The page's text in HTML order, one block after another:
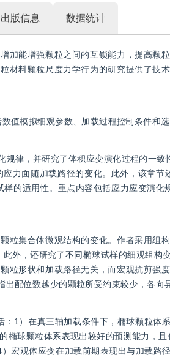
出版信息 数据统计
加能增强颗粒之间的互锁能力，提高颗
材料颗粒尺度力学行为的研究提供了技
值模拟细观参数、加载过程控制条件和
律，并研究了体积应变演化过程的一
力面随加载路径的变化。此外，该章
的适用性。重点内容包括应力应变演
集合体微观结构的变化。作者采用组
外，还研究了不同椭球试样的细观组构
粒形状和加载路径无关，而宏观抗剪强
配位数越少的颗粒所受约束较少，各向
1）在真三轴加载条件下，椭球颗粒体
球颗粒体系表现出较好的预测能力，且
宏观体应变在加载前期表现出与加载路